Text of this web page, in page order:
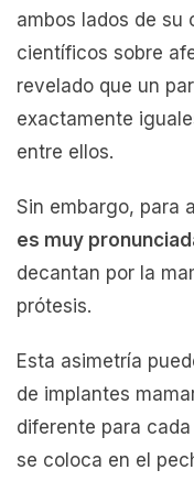
ambos lados de su
científicos sobre
revelado que un
exactamente
entre ellos.
Sin embargo, para
es muy
decantan por la
prótesis.
Esta asimetría
de implantes
diferente para
se coloca en el